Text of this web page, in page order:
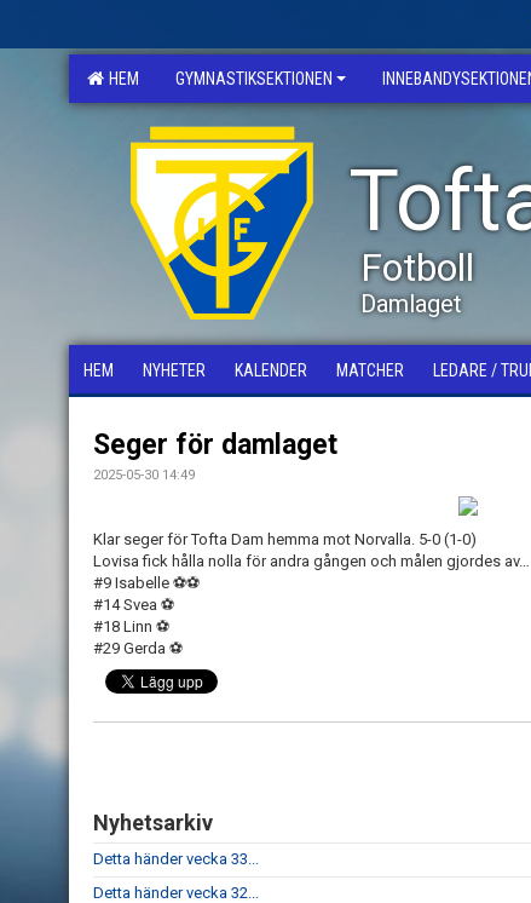
HEM GYMNASTIKSEKTIONEN
Fotboll
Damlaget
HEM NYHETER KALENDER MATCHER LEDARE /
Seger för damlaget
2025-05-30 14:49
Klar seger för Tofta Dam hemma mot Norvalla. 5-0 (1-0)
Lovisa fick hålla nolla för andra gången och målen gjordes av…
#9 Isabelle ⚽️⚽️
#14 Svea ⚽️
#18 Linn ⚽️
#29 Gerda ⚽️
Nyhetsarkiv
Detta händer vecka 33...
Detta händer vecka 32...